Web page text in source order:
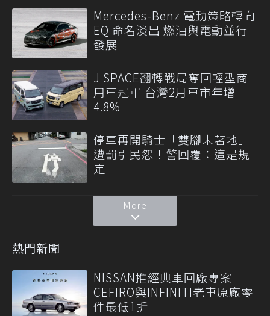
Mercedes-Benz 電動策略轉向
EQ 命名淡出 燃油與電動並行
發展
J SPACE翻轉戰局奪回輕型商
用車冠軍 台灣2月車市年增
4.8%
停車再開騎士「雙腳未著地」
遭罰引民怨！警回覆：這是規
定
More
熱門新聞
NISSAN推經典車回廠專案
CEFIRO與INFINITI老車原廠零
件最低1折